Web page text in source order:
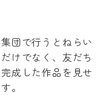
団で行うとねらい
けでなく、友だち
成した作品を見せ
。